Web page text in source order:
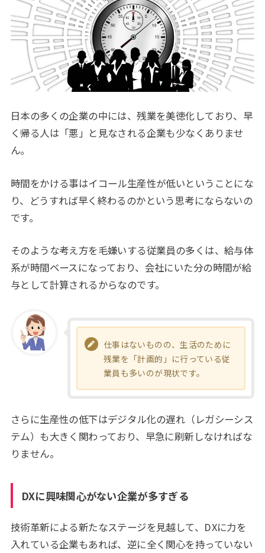
日本の多くの企業の中には、残業を美徳化しており、早
く帰る人は「悪」と見なされる企業も少なくありませ
ん。
時間をかける事はイコール生産性が低いということにな
り、どうすれば早く終わるのかという思考にならないの
です。
そのような考え方を毛嫌いする従業員の多くは、給与体
系が時間ベースになっており、会社にいた分の時間が給
与として計算されるからなのです。
仕事はないものの、生活のために
残業を「計画的」に行っている従
業員も多いのが現状です。
さらに生産性の低下はデジタル化の遅れ（レガシーシス
テム）も大きく関わっており、早急に刷新しなければな
りません。
DXに興味関心がない企業が多すぎる
技術革新による新たなステージを見越して、DXに力を
入れている企業もあれば、逆に全く関心を持っていない